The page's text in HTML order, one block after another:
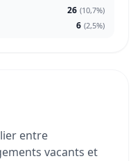
26 (10,7%)
6 (2,5%)
entre
vacants et